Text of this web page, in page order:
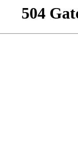
504